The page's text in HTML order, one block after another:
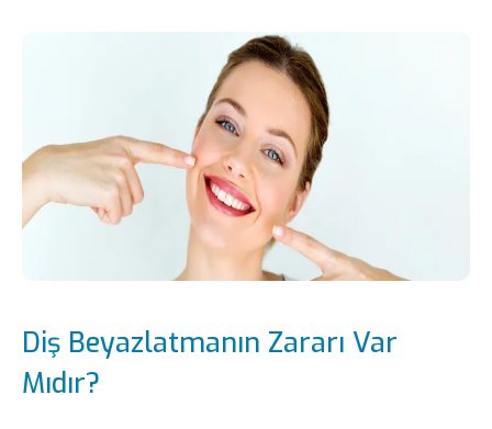
Diş Beyazlatmanın Zararı Var
Mıdır?